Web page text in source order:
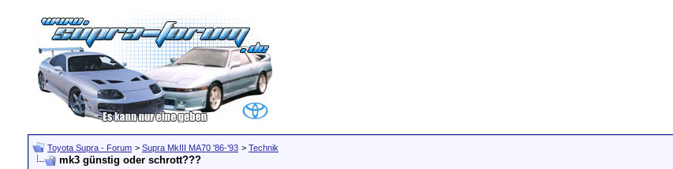
Toyota Supra - Forum > Supra MkIII MA70 '86-'93 > Technik
mk3 günstig oder schrott???